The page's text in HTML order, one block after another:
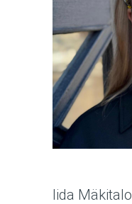
Iida Mäkitalo